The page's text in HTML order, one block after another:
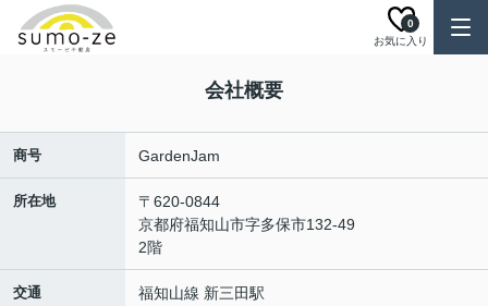
お気に入り
0
会社概要
商号 GardenJam
所在地
〒620-0844
京都府福知山市字多保市132-49
2階
交通
福知山線 新三田駅